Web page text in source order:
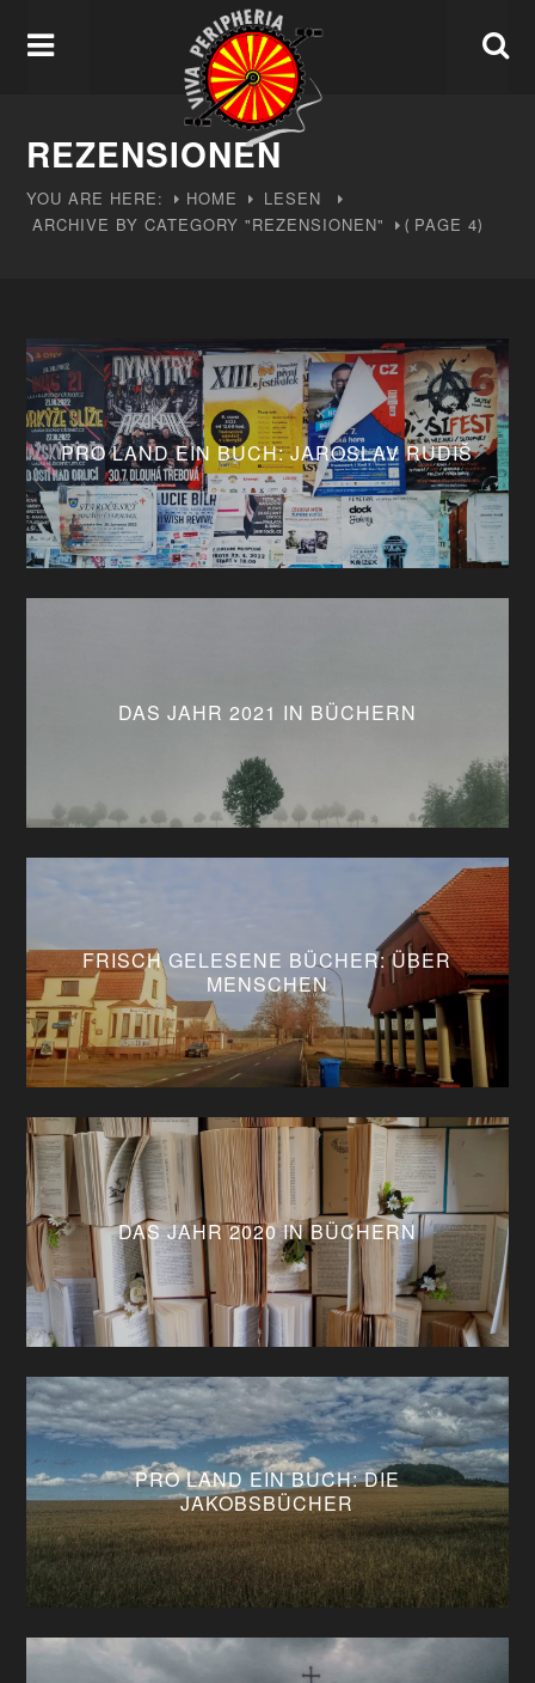
REZENSIONEN
YOU ARE HERE: HOME
LESEN
ARCHIVE BY CATEGORY "REZENSIONEN"
( PAGE 4)
PRO LAND EIN BUCH: JAROSLAV RUDIŠ
DAS JAHR 2021 IN BÜCHERN
FRISCH GELESENE BÜCHER: ÜBER
MENSCHEN
DAS JAHR 2020 IN BÜCHERN
PRO LAND EIN BUCH: DIE
JAKOBSBÜCHER